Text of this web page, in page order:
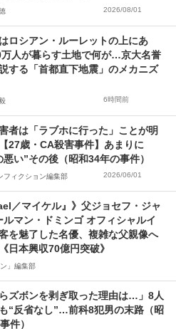
2026/08/01
はロシアン・ルーレットの上にあ
人が暮らす土地で何が…京大名誉
する「首都直下地震」のメカニズ
6時間前
者は「ラブホに行った」ことが明
27歳・CA殺害事件】あまりに
悪い”その後（昭和34年の事件）
フィクション編集部 2026/06/01
／マイケル』》父ジョセフ・ジャ
ルマン・ドミンゴ オフィシャルイ
を魅了した名優、複雑な父親像へ
日本興収70億円突破》
」編集部
らズボンを剥ぎ取った理由は…」8人
“反省なし”…前科8犯男の末路（昭
件）